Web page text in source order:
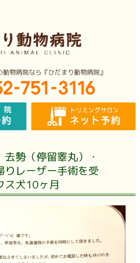
物病院なら『ひだまり動物病院』
勢（停留睾丸）・
りレーザー手術を受
ス犬10ヶ月